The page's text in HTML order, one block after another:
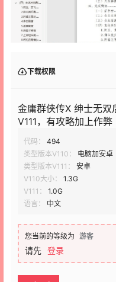
下载权限
金庸群侠传X 绅士无
V111，有攻略加上作弊
代码：
494
类型版本V110：
电脑加安卓
类型版本V111：
安卓
V110大小：
1.3G
V111：
1.0G
语言：
中文
您当前的等级为 游客
请先 登录